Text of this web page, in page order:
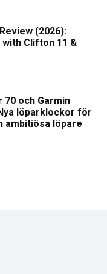
(2026):
Clifton 11 &
70 och Garmin
löparklockor för
ambitiösa löpare